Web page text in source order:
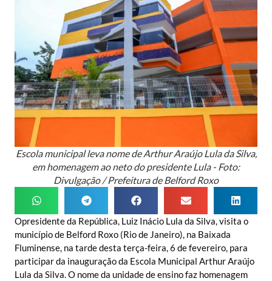
Escola municipal leva nome de Arthur Araújo Lula da Silva,
em homenagem ao neto do presidente Lula - Foto:
Divulgação / Prefeitura de Belford Roxo
Opresidente da República, Luiz Inácio Lula da Silva, visita o
município de Belford Roxo (Rio de Janeiro), na Baixada
Fluminense, na tarde desta terça-feira, 6 de fevereiro, para
participar da inauguração da Escola Municipal Arthur Araújo
Lula da Silva. O nome da unidade de ensino faz homenagem